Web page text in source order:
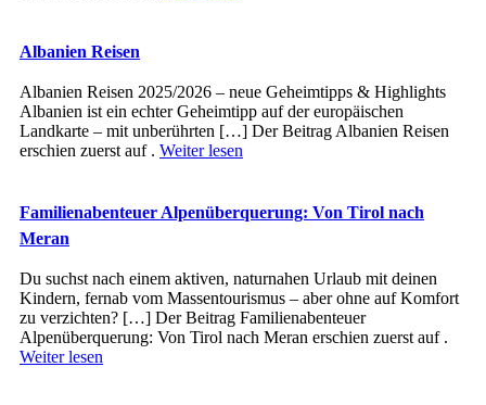
Albanien Reisen
Albanien Reisen 2025/2026 – neue Geheimtipps & Highlights
Albanien ist ein echter Geheimtipp auf der europäischen
Landkarte – mit unberührten […] Der Beitrag Albanien Reisen
erschien zuerst auf . Weiter lesen
Familienabenteuer Alpenüberquerung: Von Tirol nach
Meran
Du suchst nach einem aktiven, naturnahen Urlaub mit deinen
Kindern, fernab vom Massentourismus – aber ohne auf Komfort
zu verzichten? […] Der Beitrag Familienabenteuer
Alpenüberquerung: Von Tirol nach Meran erschien zuerst auf .
Weiter lesen